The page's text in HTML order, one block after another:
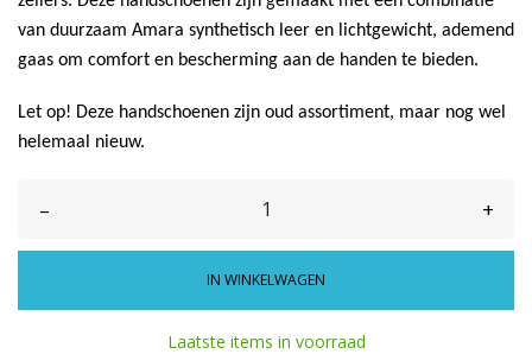
van duurzaam Amara synthetisch leer en lichtgewicht, ademend
gaas om comfort en bescherming aan de handen te bieden.
Let op! Deze handschoenen zijn oud assortiment, maar nog wel
helemaal nieuw.
– +
IN WINKELWAGEN
Laatste items in voorraad